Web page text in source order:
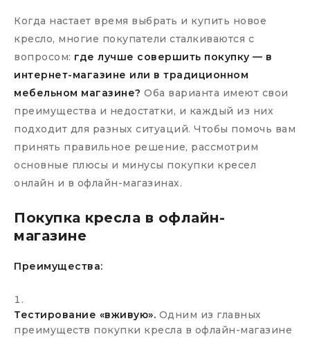
Когда настает время выбрать и купить новое
кресло, многие покупатели сталкиваются с
вопросом: где лучше совершить покупку — в
интернет-магазине или в традиционном
мебельном магазине? Оба варианта имеют свои
преимущества и недостатки, и каждый из них
подходит для разных ситуаций. Чтобы помочь вам
принять правильное решение, рассмотрим
основные плюсы и минусы покупки кресел
онлайн и в офлайн-магазинах.
Покупка кресла в офлайн-
магазине
Преимущества:
Тестирование «вживую». Одним из главных
преимуществ покупки кресла в офлайн-магазине